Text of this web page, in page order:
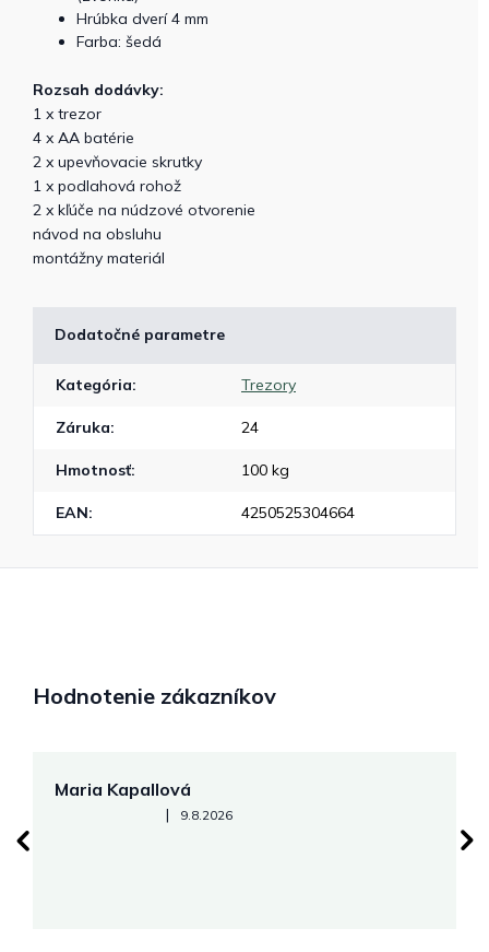
Hrúbka dverí 4 mm
Farba: šedá
Rozsah dodávky:
1 x trezor
4 x AA batérie
2 x upevňovacie skrutky
1 x podlahová rohož
2 x kľúče na núdzové otvorenie
návod na obsluhu
montážny materiál
Dodatočné parametre
Kategória: Trezory
Záruka: 24
Hmotnosť: 100 kg
EAN: 4250525304664
Hodnotenie zákazníkov
Maria Kapallová
Hodnotenie obchodu je 5 z 5 hviezdičiek.
| 9.8.2026